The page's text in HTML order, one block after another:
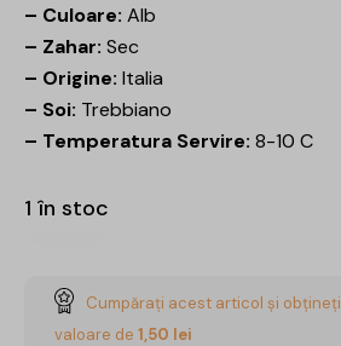
– Culoare: Alb
– Zahar: Sec
– Origine: Italia
– Soi: Trebbiano
– Temperatura Servire: 8-10 C
1 în stoc
Cumpărați acest articol și obțineți
valoare de 1,50 lei